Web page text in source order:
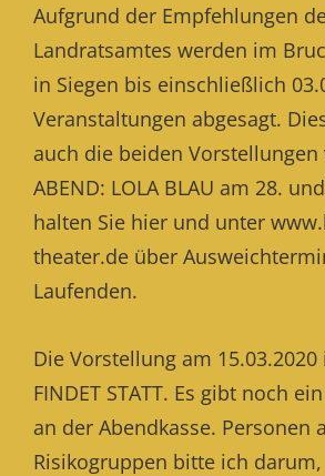
Aufgrund der Empfehlungen
Landratsamtes werden im
in Siegen bis einschließlich
Veranstaltungen abgesagt.
auch die beiden Vorstellungen
ABEND: LOLA BLAU am 28.
halten Sie hier und unter
theater.de über
Laufenden.
Die Vorstellung am 15.03.2020
FINDET STATT. Es gibt noch
an der Abendkasse. Personen
Risikogruppen bitte ich